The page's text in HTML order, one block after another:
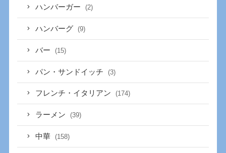
ハンバーガー (2)
ハンバーグ (9)
バー (15)
パン・サンドイッチ (3)
フレンチ・イタリアン (174)
ラーメン (39)
中華 (158)